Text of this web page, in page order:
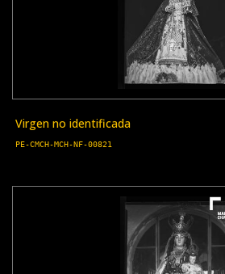
Virgen no identificada
PE-CMCH-MCH-NF-00821